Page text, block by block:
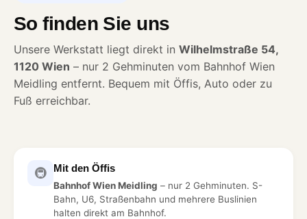
So finden Sie uns
Unsere Werkstatt liegt direkt in Wilhelmstraße 54,
1120 Wien – nur 2 Gehminuten vom Bahnhof Wien
Meidling entfernt. Bequem mit Öffis, Auto oder zu
Fuß erreichbar.
🚇 Mit den Öffis
Bahnhof Wien Meidling – nur 2 Gehminuten. S-
Bahn, U6, Straßenbahn und mehrere Buslinien
halten direkt am Bahnhof.